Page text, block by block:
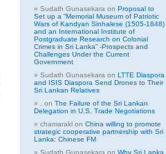
Sudath Gunasekara on Proposal to
Set up a “Memorial Museum of Patriotic
Wars of Kandyan Sinhalese (1505-1848)
and an International Institute of
Postgraduate Research on Colonial
Crimes in Sri Lanka” -Prospects and
Challenges Under the Current
Government
Sudath Gunasekara on LTTE Diaspora
and ISIS Diaspora Send Drones to Their
Sri Lankan Relatives
on The Failure of the Sri Lankan
Delegation in U.S. Trade Negotiations
chamarakl on China willing to promote
strategic cooperative partnership with Sri
Lanka: Chinese FM
Sudath Gunasekara on Why Sri Lanka